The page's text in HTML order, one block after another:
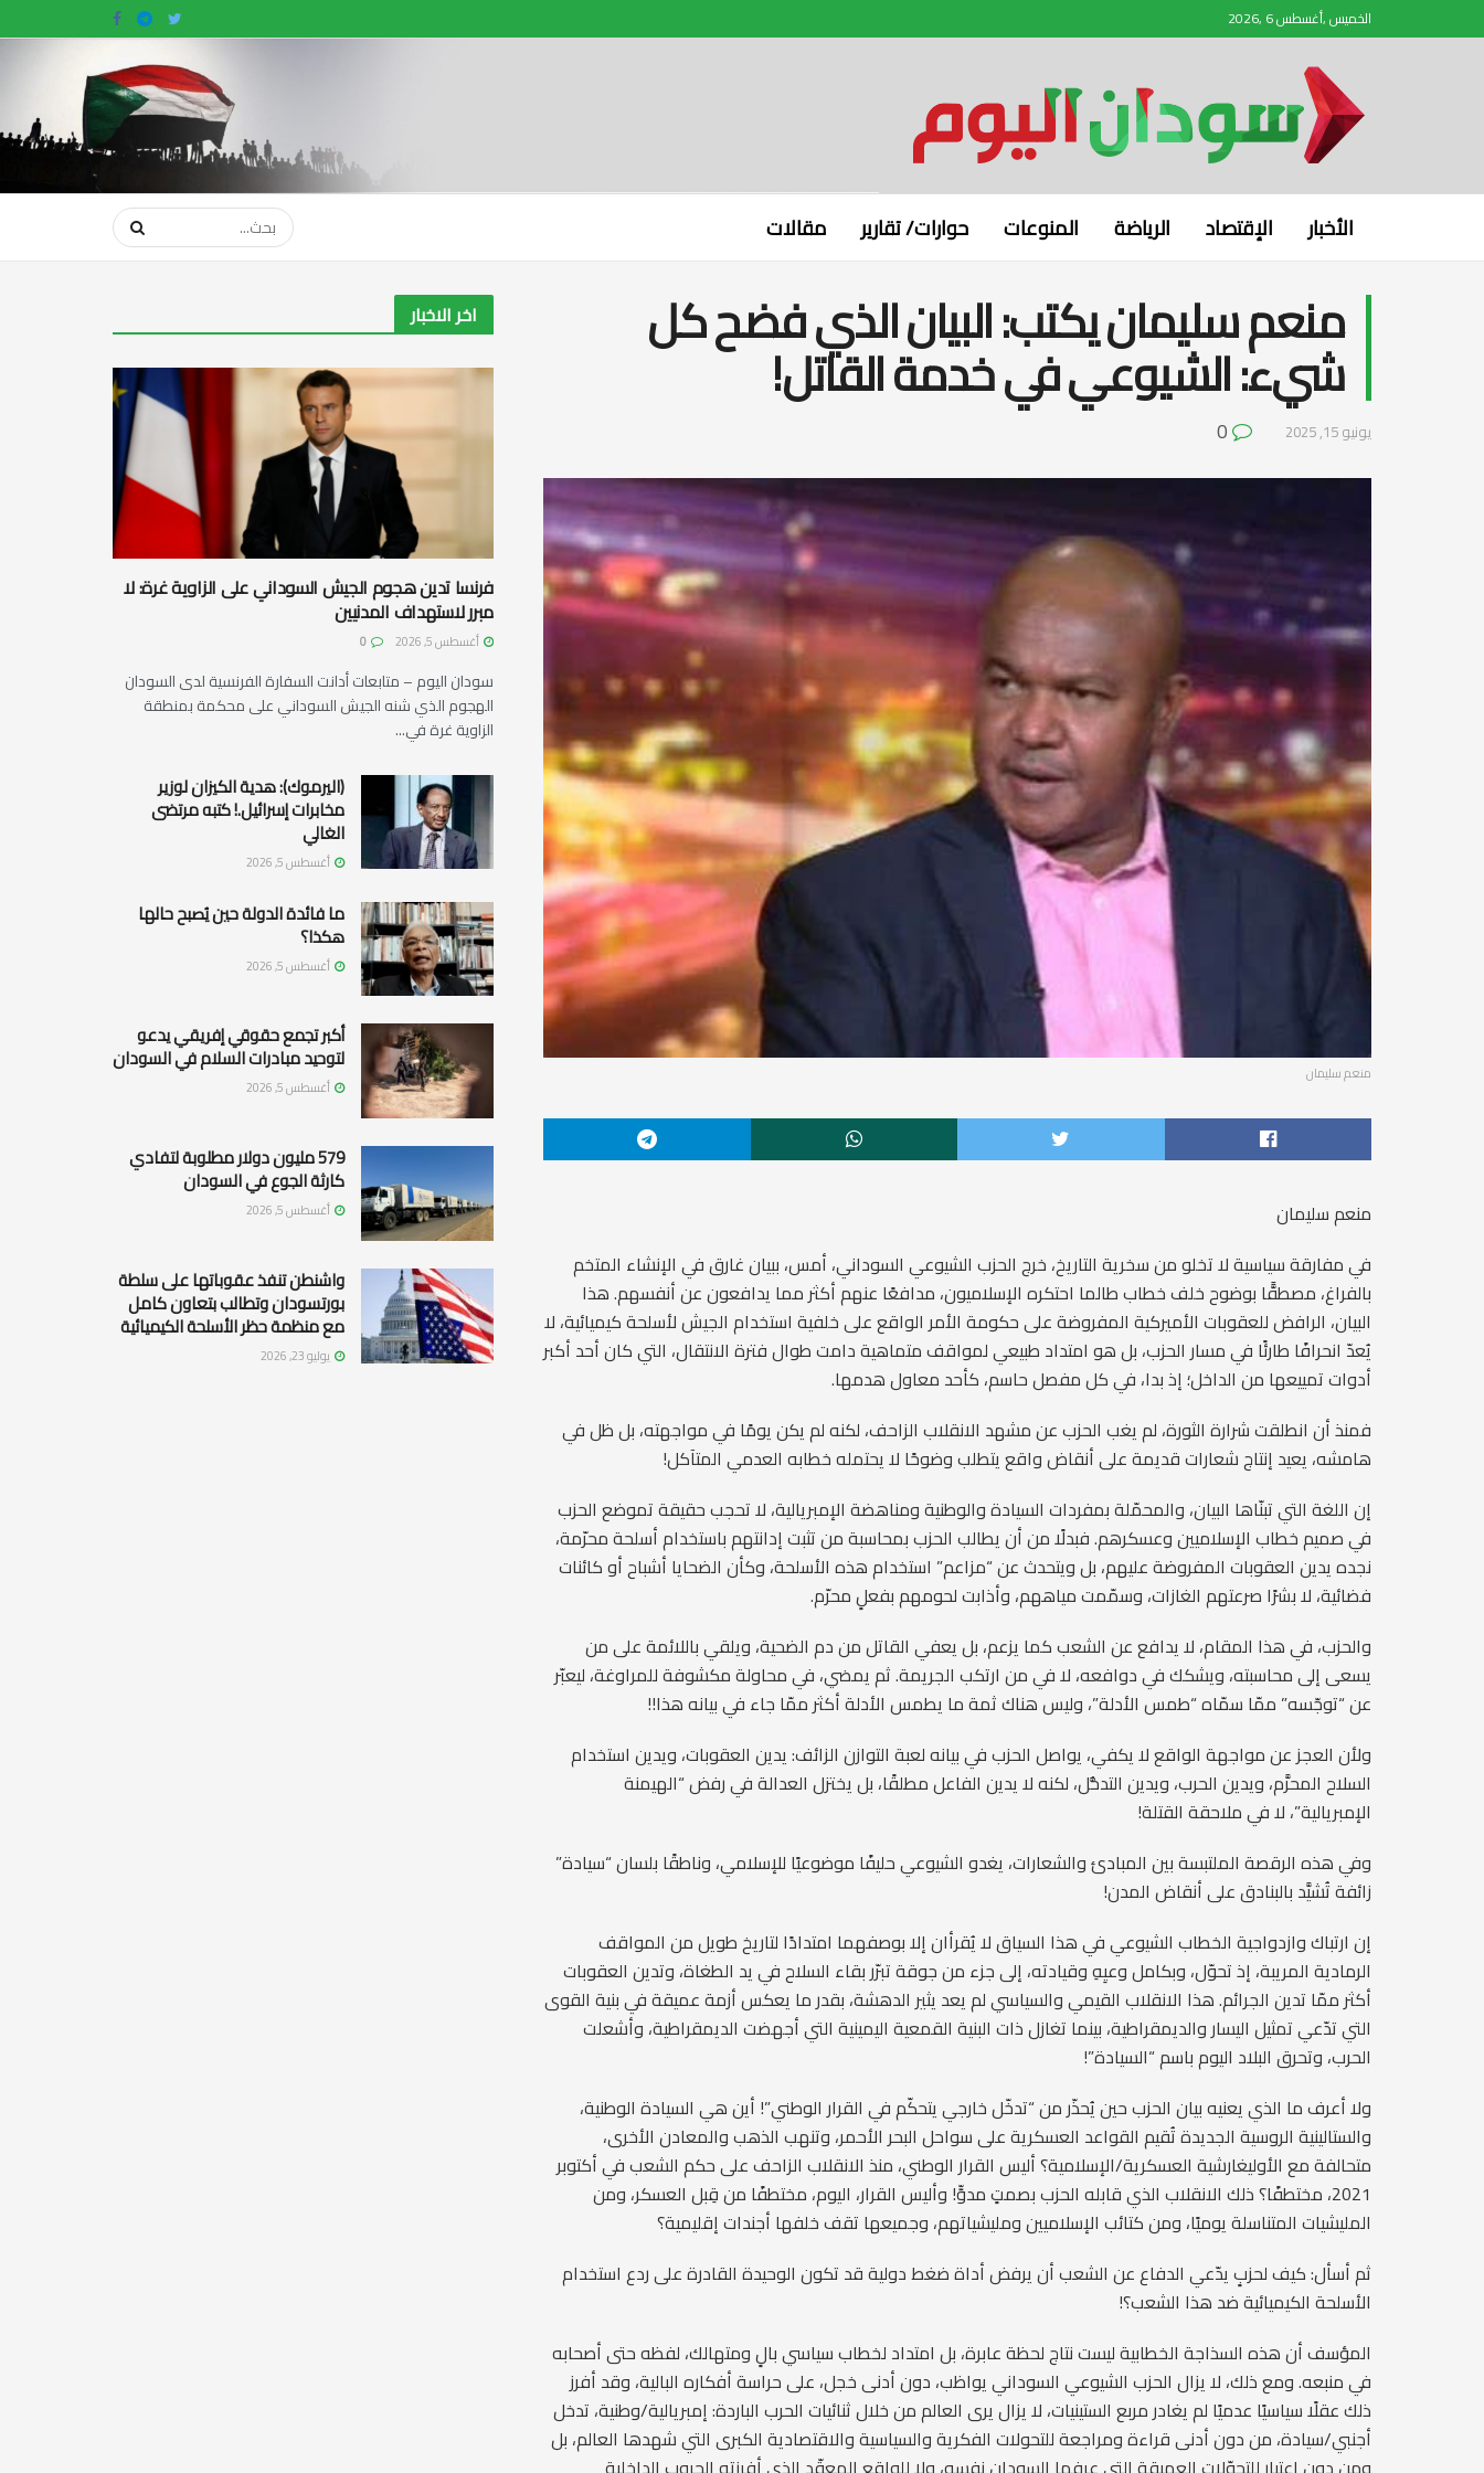
الخميس ,أغسطس 6 ,2026
الأخبار الإقتصاد الرياضة المنوعات حوارات/ تقارير مقالات
منعم سليمان يكتب: البيان الذي فضح كل
شيء: الشيوعي في خدمة القاتل!
يونيو 15, 2025
منعم سليمان
منعم سليمان
في مفارقة سياسية لا تخلو من سخرية التاريخ، خرج الحزب الشيوعي السوداني، أمس، ببيان غارق في الإنشاء المتخم
بالفراغ، مصطفًّا بوضوح خلف خطاب طالما احتكره الإسلاميون، مدافعًا عنهم أكثر مما يدافعون عن أنفسهم. هذا
البيان، الرافض للعقوبات الأميركية المفروضة على حكومة الأمر الواقع على خلفية استخدام الجيش لأسلحة كيميائية، لا
يُعدّ انحرافًا طارئًا في مسار الحزب، بل هو امتداد طبيعي لمواقف متماهية دامت طوال فترة الانتقال، التي كان أحد أكبر
أدوات تمييعها من الداخل؛ إذ بدا، في كل مفصل حاسم، كأحد معاول هدمها.
فمنذ أن انطلقت شرارة الثورة، لم يغب الحزب عن مشهد الانقلاب الزاحف، لكنه لم يكن يومًا في مواجهته، بل ظل في
هامشه، يعيد إنتاج شعارات قديمة على أنقاض واقع يتطلب وضوحًا لا يحتمله خطابه العدمي المتآكل!
إن اللغة التي تبنّاها البيان، والمحمّلة بمفردات السيادة والوطنية ومناهضة الإمبريالية، لا تحجب حقيقة تموضع الحزب
في صميم خطاب الإسلاميين وعسكرهم. فبدلًا من أن يطالب الحزب بمحاسبة من تثبت إدانتهم باستخدام أسلحة محرّمة،
نجده يدين العقوبات المفروضة عليهم، بل ويتحدث عن “مزاعم” استخدام هذه الأسلحة، وكأن الضحايا أشباح أو كائنات
فضائية، لا بشرًا صرعتهم الغازات، وسمّمت مياههم، وأذابت لحومهم بفعلٍ محرّم.
والحزب، في هذا المقام، لا يدافع عن الشعب كما يزعم، بل يعفي القاتل من دم الضحية، ويلقي باللائمة على من
يسعى إلى محاسبته، ويشكك في دوافعه، لا في من ارتكب الجريمة. ثم يمضي، في محاولة مكشوفة للمراوغة، ليعبّر
عن “توجّسه” ممّا سمّاه “طمس الأدلة”، وليس هناك ثمة ما يطمس الأدلة أكثر ممّا جاء في بيانه هذا!!
ولأن العجز عن مواجهة الواقع لا يكفي، يواصل الحزب في بيانه لعبة التوازن الزائف: يدين العقوبات، ويدين استخدام
السلاح المحرَّم، ويدين الحرب، ويدين التدخُّل، لكنه لا يدين الفاعل مطلقًا، بل يختزل العدالة في رفض “الهيمنة
الإمبريالية”، لا في ملاحقة القتلة!
وفي هذه الرقصة الملتبسة بين المبادئ والشعارات، يغدو الشيوعي حليفًا موضوعيًا للإسلامي، وناطقًا بلسان “سيادة”
زائفة تُشيَّد بالبنادق على أنقاض المدن!
إن ارتباك وازدواجية الخطاب الشيوعي في هذا السياق لا يُقرأان إلا بوصفهما امتدادًا لتاريخ طويل من المواقف
الرمادية المريبة، إذ تحوّل، وبكامل وعيِهِ وقيادته، إلى جزء من جوقة تبرّر بقاء السلاح في يد الطغاة، وتدين العقوبات
أكثر ممّا تدين الجرائم. هذا الانقلاب القيمي والسياسي لم يعد يثير الدهشة، بقدر ما يعكس أزمة عميقة في بنية القوى
التي تدّعي تمثيل اليسار والديمقراطية، بينما تغازل ذات البنية القمعية اليمينية التي أجهضت الديمقراطية، وأشعلت
الحرب، وتحرق البلاد اليوم باسم “السيادة”!
ولا أعرف ما الذي يعنيه بيان الحزب حين يُحذّر من “تدخّل خارجي يتحكّم في القرار الوطني”! أين هي السيادة الوطنية،
والستالينية الروسية الجديدة تُقيم القواعد العسكرية على سواحل البحر الأحمر، وتنهب الذهب والمعادن الأخرى،
متحالفة مع الأوليغارشية العسكرية/الإسلامية؟ أليس القرار الوطني، منذ الانقلاب الزاحف على حكم الشعب في أكتوبر
2021، مختطفًا؟ ذلك الانقلاب الذي قابله الحزب بصمتٍ مدوٍّ! وأليس القرار، اليوم، مختطفًا من قِبل العسكر، ومن
المليشيات المتناسلة يوميًا، ومن كتائب الإسلاميين ومليشياتهم، وجميعها تقف خلفها أجندات إقليمية؟
ثم أسأل: كيف لحزبٍ يدّعي الدفاع عن الشعب أن يرفض أداة ضغط دولية قد تكون الوحيدة القادرة على ردع استخدام
الأسلحة الكيميائية ضد هذا الشعب؟!
المؤسف أن هذه السذاجة الخطابية ليست نتاج لحظة عابرة، بل امتداد لخطاب سياسي بالٍ ومتهالك، لفظه حتى أصحابه
في منبعه. ومع ذلك، لا يزال الحزب الشيوعي السوداني يواظب، دون أدنى خجل، على حراسة أفكاره البالية، وقد أفرز
ذلك عقلًا سياسيًا عدميًا لم يغادر مربع الستينيات، لا يزال يرى العالم من خلال ثنائيات الحرب الباردة: إمبريالية/وطنية، تدخل
أجنبي/سيادة، من دون أدنى قراءة ومراجعة للتحولات الفكرية والسياسية والاقتصادية الكبرى التي شهدها العالم، بل
اخر الاخبار
فرنسا تدين هجوم الجيش السوداني على الزاوية غرة: لا
مبرر لاستهداف المدنيين
أغسطس 5, 2026
سودان اليوم – متابعات أدانت السفارة الفرنسية لدى السودان
الهجوم الذي شنه الجيش السوداني على محكمة بمنطقة
الزاوية غرة في...
(اليرموك): هدية الكيزان لوزير
مخابرات إسرائيل.! كتبه مرتضى
الغالي
أغسطس 5, 2026
ما فائدة الدولة حين يُصبح حالها
هكذا؟
أغسطس 5, 2026
أكبر تجمع حقوقي إفريقي يدعو
لتوحيد مبادرات السلام في السودان
أغسطس 5, 2026
579 مليون دولار مطلوبة لتفادي
كارثة الجوع في السودان
أغسطس 5, 2026
واشنطن تنفذ عقوباتها على سلطة
بورتسودان وتطالب بتعاون كامل
مع منظمة حظر الأسلحة الكيميائية
يوليو 23, 2026